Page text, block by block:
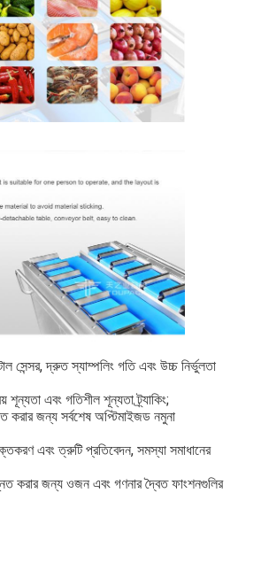
সেন্সর, দ্রুত স্যাম্পলিং গতি এবং উচ্চ নির্ভুলতা
শূন্যতা এবং গতিশীল শূন্যতা ট্র্যাকিং;
জন্য সর্বশেষ অপ্টিমাইজড নমুনা
এবং ত্রুটি প্রতিবেদন, সমস্যা সমাধানের
করার জন্য ওজন এবং গণনার দ্বৈত ফাংশনগুলির